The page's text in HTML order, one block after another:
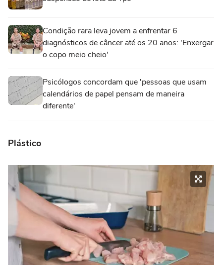
Condição rara leva jovem a enfrentar 6
diagnósticos de câncer até os 20 anos: 'Enxergar
o copo meio cheio'
Psicólogos concordam que 'pessoas que usam
calendários de papel pensam de maneira
diferente'
Plástico